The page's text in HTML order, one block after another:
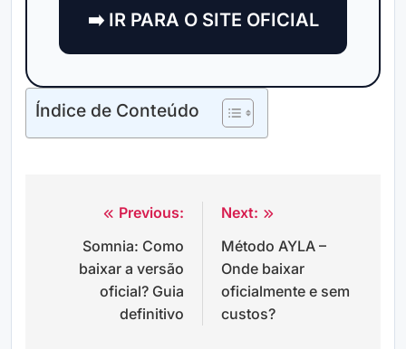
➡️ IR PARA O SITE OFICIAL
Índice de Conteúdo
NavegaçãoPrevious:
Somnia: Como
baixar a versão
oficial? Guia
definitivo
Next:
Método AYLA –
Onde baixar
oficialmente e sem
custos?